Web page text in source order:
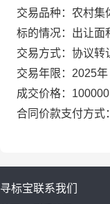
交易品种：农村集
标的情况：出让面
交易方式：协议转
交易年限：2025年
成交价格：
合同价款支付方式
寻标宝联系我们